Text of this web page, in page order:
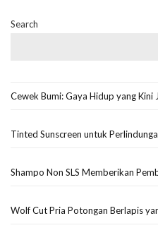
Search
Cewek Bumi: Gaya Hidup yang Kini
Tinted Sunscreen untuk
Shampo Non SLS Memberikan
Wolf Cut Pria Potongan Berlapis